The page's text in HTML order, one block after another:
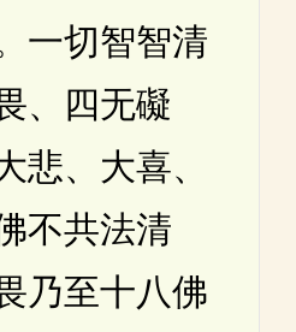
一切智智清
、四无礙
悲、大喜、
不共法清
乃至十八佛